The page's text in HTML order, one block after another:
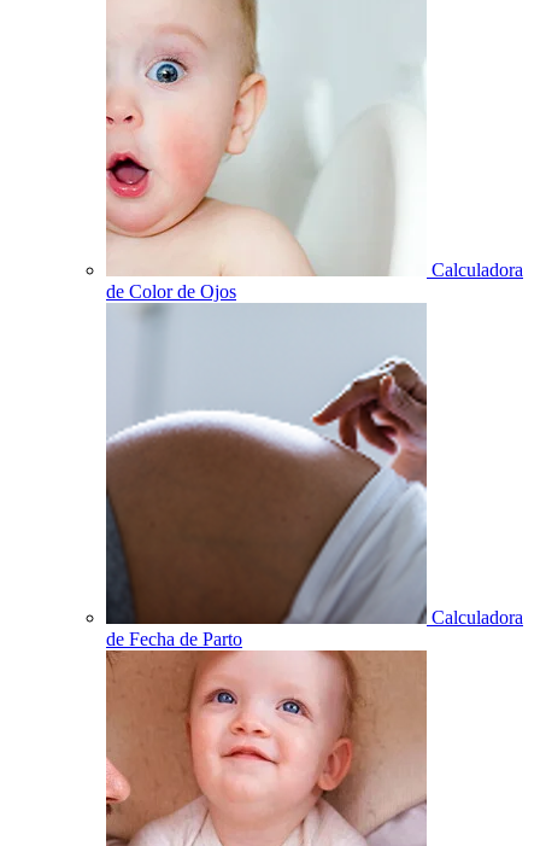
Calculadora
de Color de Ojos
Calculadora
de Fecha de Parto